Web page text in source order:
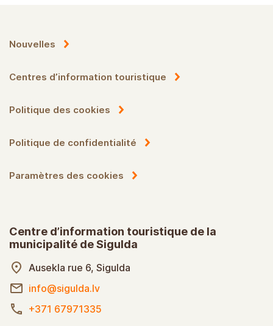
Nouvelles
Centres d’information touristique
Politique des cookies
Politique de confidentialité
Paramètres des cookies
Centre d’information touristique de la
municipalité de Sigulda
Ausekla rue 6, Sigulda
info@sigulda.lv
+371 67971335